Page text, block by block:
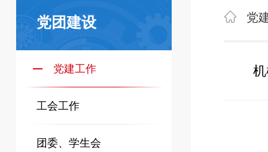
党团建设
党建工作
工会工作
团委、学生会
党